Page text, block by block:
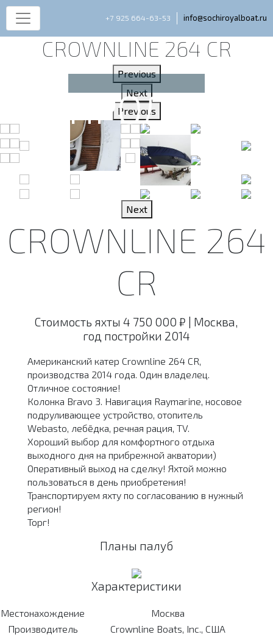
+7 925 664-63-53 info@sochiroyalboat.ru
CROWNLINE 264 CR
Previous
Next
Previous
Next
CROWNLINE 264
CR
Стоимость яхты 4 750 000 ₽ | Москва,
год постройки 2014
Американский катер Crownline 264 CR,
производства 2014 года. Один владелец.
Отличное состояние!
Колонка Bravo 3. Навигация Raymarine, носовое
подруливающее устройство, отопитель
Webasto, лебёдка, речная рация, TV.
Хороший выбор для комфортного отдыха
выходного дня на прибрежной акватории)
Оперативный выход на сделку! Яхтой можно
пользоваться в день приобретения!
Транспортируем яхту по согласованию в нужный
регион!
Торг!
Планы палуб
Характеристики
Местонахождение
Москва
Производитель
Crownline Boats, Inc., США